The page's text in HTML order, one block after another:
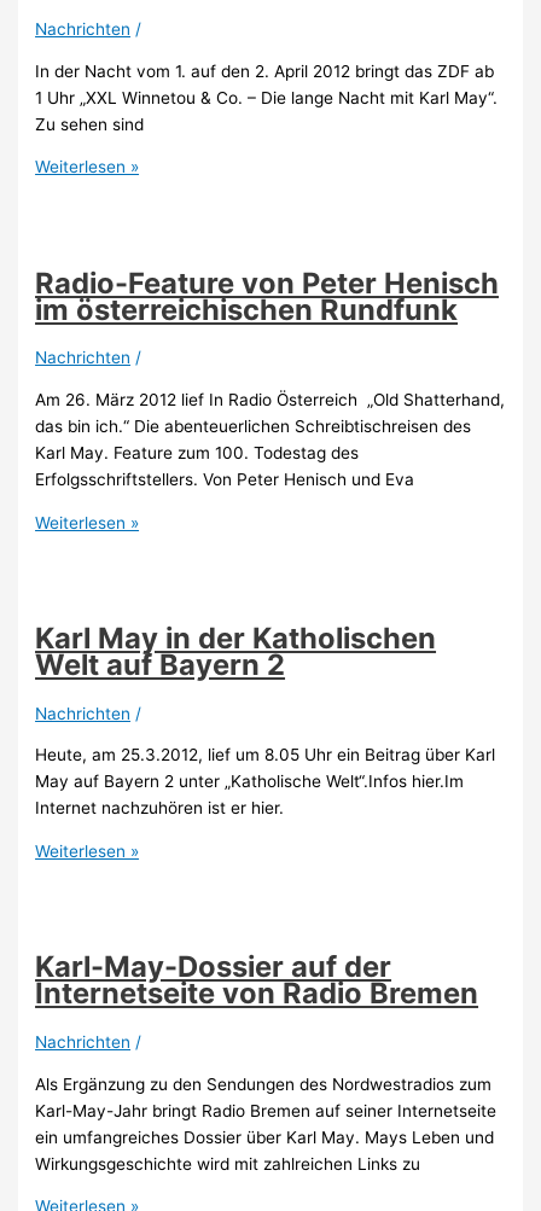
Nachrichten /
In der Nacht vom 1. auf den 2. April 2012 bringt das ZDF ab
1 Uhr „XXL Winnetou & Co. – Die lange Nacht mit Karl May“.
Zu sehen sind
Lange
im
ZDF
Weiterlesen »
Radio-Feature von Peter Henisch
im österreichischen Rundfunk
Nachrichten /
Am 26. März 2012 lief In Radio Österreich „Old Shatterhand,
das bin ich.“ Die abenteuerlichen Schreibtischreisen des
Karl May. Feature zum 100. Todestag des
Erfolgsschriftstellers. Von Peter Henisch und Eva
Radio-
Henisch
im
österreichischen
Rundfunk
Weiterlesen »
Karl May in der Katholischen
Welt auf Bayern 2
Nachrichten /
Heute, am 25.3.2012, lief um 8.05 Uhr ein Beitrag über Karl
May auf Bayern 2 unter „Katholische Welt“.Infos hier.Im
Internet nachzuhören ist er hier.
Karl
Katholischen
Welt
auf
Bayern
Weiterlesen »
Karl-May-Dossier auf der
Internetseite von Radio Bremen
Nachrichten /
Als Ergänzung zu den Sendungen des Nordwestradios zum
Karl-May-Jahr bringt Radio Bremen auf seiner Internetseite
ein umfangreiches Dossier über Karl May. Mays Leben und
Wirkungsgeschichte wird mit zahlreichen Links zu
Karl-
Weiterlesen »